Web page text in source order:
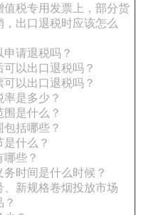
税专用发票上，部分货
出口退税时应该怎么
请退税吗？
以出口退税吗？
以出口退税吗？
是多少？
是什么？
括哪些？
什么？
些？
时间是什么时候？
新规格卷烟投放市场